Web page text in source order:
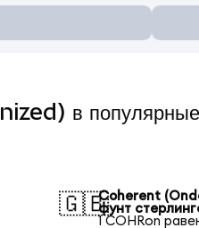
в
🇬🇧Coherent
фунт
1 COHRon